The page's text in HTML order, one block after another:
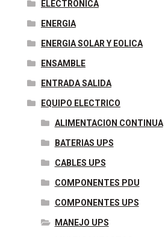
ELECTRONICA
ENERGIA
ENERGIA SOLAR Y EOLICA
ENSAMBLE
ENTRADA SALIDA
EQUIPO ELECTRICO
ALIMENTACION CONTINUA
BATERIAS UPS
CABLES UPS
COMPONENTES PDU
COMPONENTES UPS
MANEJO UPS